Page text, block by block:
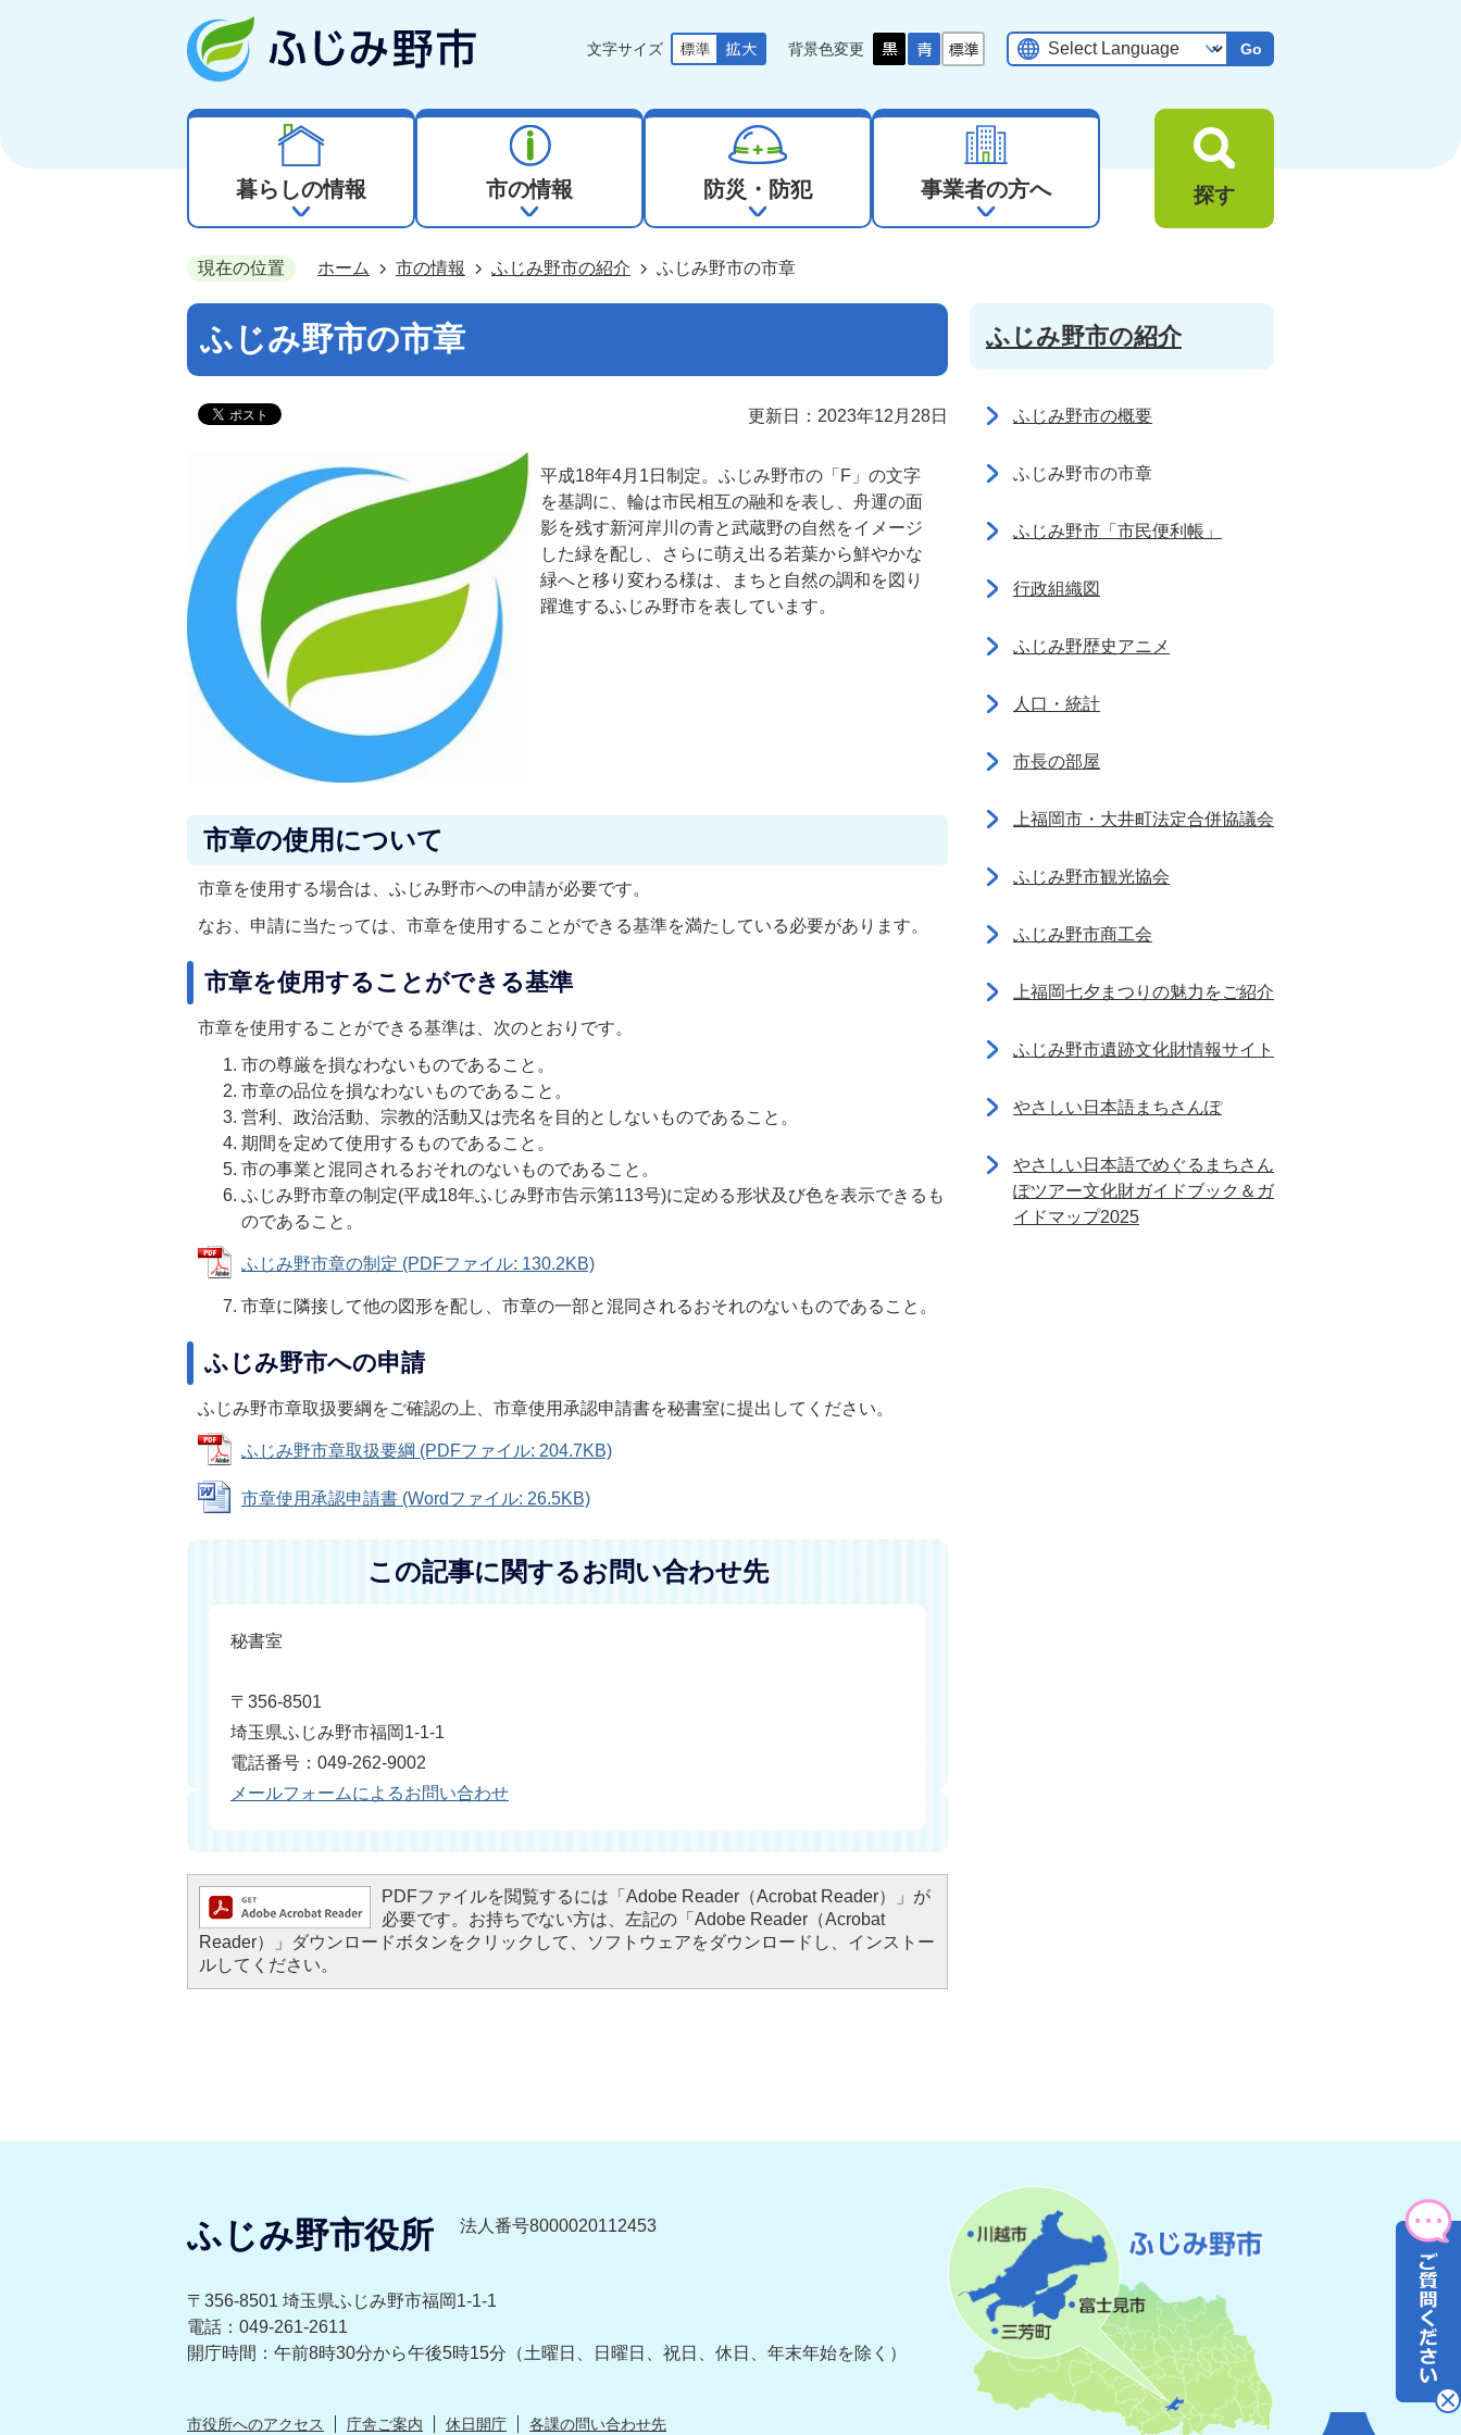
文字サイズ 背景色変更 Go
暮らしの情報 市の情報 防災・防犯 事業者の方へ 探す
現在の位置 ホーム 市の情報 ふじみ野市の紹介 ふじみ野市の市章
ふじみ野市の市章
更新日：2023年12月28日
平成18年4月1日制定。ふじみ野市の「F」の文字
を基調に、輪は市民相互の融和を表し、舟運の面
影を残す新河岸川の青と武蔵野の自然をイメージ
した緑を配し、さらに萌え出る若葉から鮮やかな
緑へと移り変わる様は、まちと自然の調和を図り
躍進するふじみ野市を表しています。
市章の使用について
市章を使用する場合は、ふじみ野市への申請が必要です。
なお、申請に当たっては、市章を使用することができる基準を満たしている必要があります。
市章を使用することができる基準
市章を使用することができる基準は、次のとおりです。
市の尊厳を損なわないものであること。
市章の品位を損なわないものであること。
営利、政治活動、宗教的活動又は売名を目的としないものであること。
期間を定めて使用するものであること。
市の事業と混同されるおそれのないものであること。
ふじみ野市章の制定(平成18年ふじみ野市告示第113号)に定める形状及び色を表示できるも
のであること。
ふじみ野市章の制定 (PDFファイル: 130.2KB)
市章に隣接して他の図形を配し、市章の一部と混同されるおそれのないものであること。
ふじみ野市への申請
ふじみ野市章取扱要綱をご確認の上、市章使用承認申請書を秘書室に提出してください。
ふじみ野市章取扱要綱 (PDFファイル: 204.7KB)
市章使用承認申請書 (Wordファイル: 26.5KB)
この記事に関するお問い合わせ先
秘書室
〒356-8501
埼玉県ふじみ野市福岡1-1-1
電話番号：049-262-9002
メールフォームによるお問い合わせ
PDFファイルを閲覧するには「Adobe Reader（Acrobat Reader）」が
必要です。お持ちでない方は、左記の「Adobe Reader（Acrobat
Reader）」ダウンロードボタンをクリックして、ソフトウェアをダウンロードし、インストー
ルしてください。
ふじみ野市の紹介
ふじみ野市の概要
ふじみ野市の市章
ふじみ野市「市民便利帳」
行政組織図
ふじみ野歴史アニメ
人口・統計
市長の部屋
上福岡市・大井町法定合併協議会
ふじみ野市観光協会
ふじみ野市商工会
上福岡七夕まつりの魅力をご紹介
ふじみ野市遺跡文化財情報サイト
やさしい日本語まちさんぽ
やさしい日本語でめぐるまちさん
ぽツアー文化財ガイドブック＆ガ
イドマップ2025
ふじみ野市役所 法人番号8000020112453
〒356-8501 埼玉県ふじみ野市福岡1-1-1
電話：049-261-2611
開庁時間：午前8時30分から午後5時15分 （土曜日、日曜日、祝日、休日、年末年始を除く）
市役所へのアクセス 庁舎ご案内 休日開庁 各課の問い合わせ先